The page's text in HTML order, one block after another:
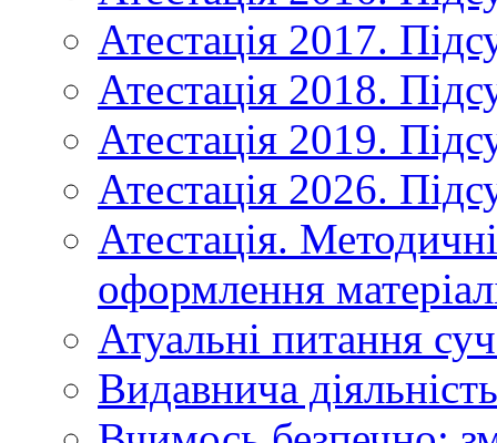
Атестація 2017.
Атестація 2018.
Атестація 2019.
Атестація 2026.
Атестація.
оформлення
Атуальні питання
Видавнича діяльність